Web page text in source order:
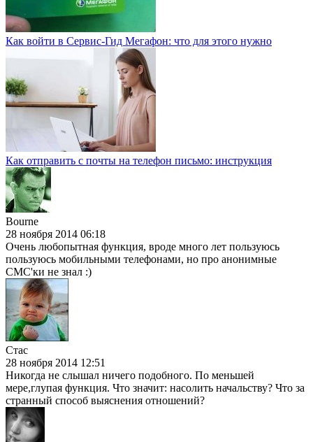
Как войти в Сервис-Гид Мегафон: что для этого нужно
Как отправить с почты на телефон письмо: инструкция
Bourne
28 ноября 2014 06:18
Очень любопытная функция, вроде много лет пользуюсь
пользуюсь мобильными телефонами, но про анонимные
СМС'ки не знал :)
Стас
28 ноября 2014 12:51
Никогда не слышал ничего подобного. По меньшей
мере,глупая функция. Что значит: насолить начальству? Что за
странный способ выяснения отношений?